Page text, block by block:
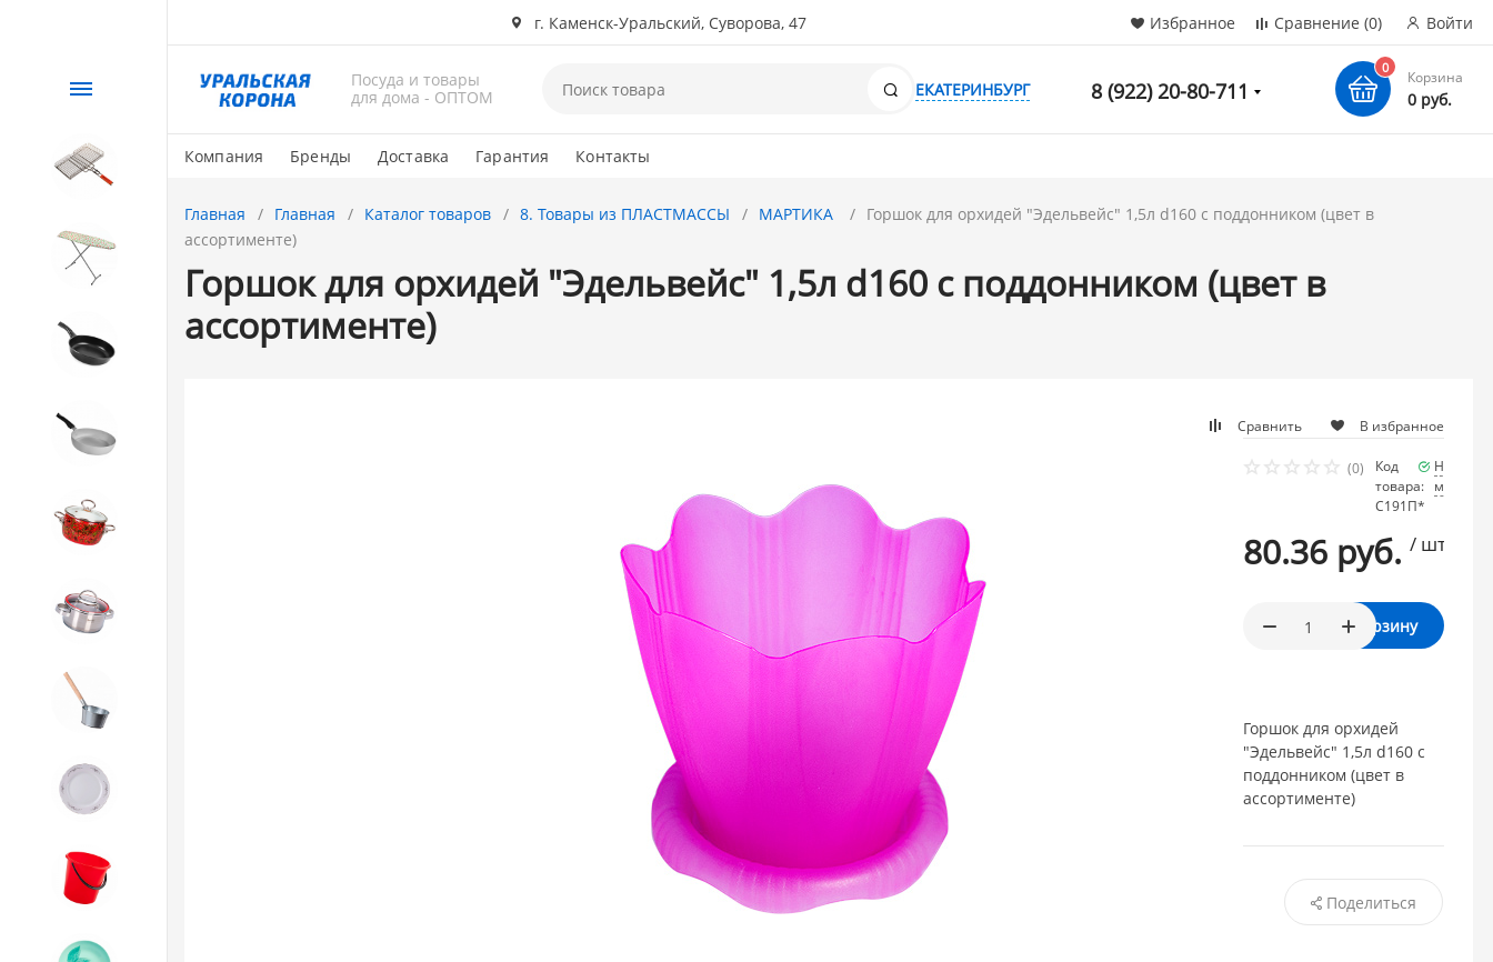
г. Каменск-Уральский, Суворова, 47 Избранное Сравнение (0) Войти
Посуда и товары
для дома - ОПТОМ
Поиск
ЕКАТЕРИНБУРГ 8 (922) 20-80-711
0
Корзина
0 руб.
Компания Бренды Доставка Гарантия Контакты
Каталог
СЕЗОННЫЙ товар
1. Завод Исток
2. Посуда с АНТИПРИГАРНЫМ
Главная Главная Каталог товаров 8. Товары из ПЛАСТМАССЫ МАРТИКА
Горшок для орхидей "Эдельвейс" 1,5л d160 с поддонником (цвет в
ассортименте)
Горшок для орхидей "Эдельвейс" 1,5л d160 с поддонником (цвет в
ассортименте)
Сравнить В избранное
(0)
Код
товара:
С191П*
мало
80.36 руб. / шт.
В корзину
Горшок для орхидей
"Эдельвейс" 1,5л d160 с
поддонником (цвет в
ассортименте)
Поделиться